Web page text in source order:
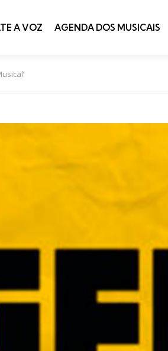
A VOZ AGENDA DOS MUSICAIS